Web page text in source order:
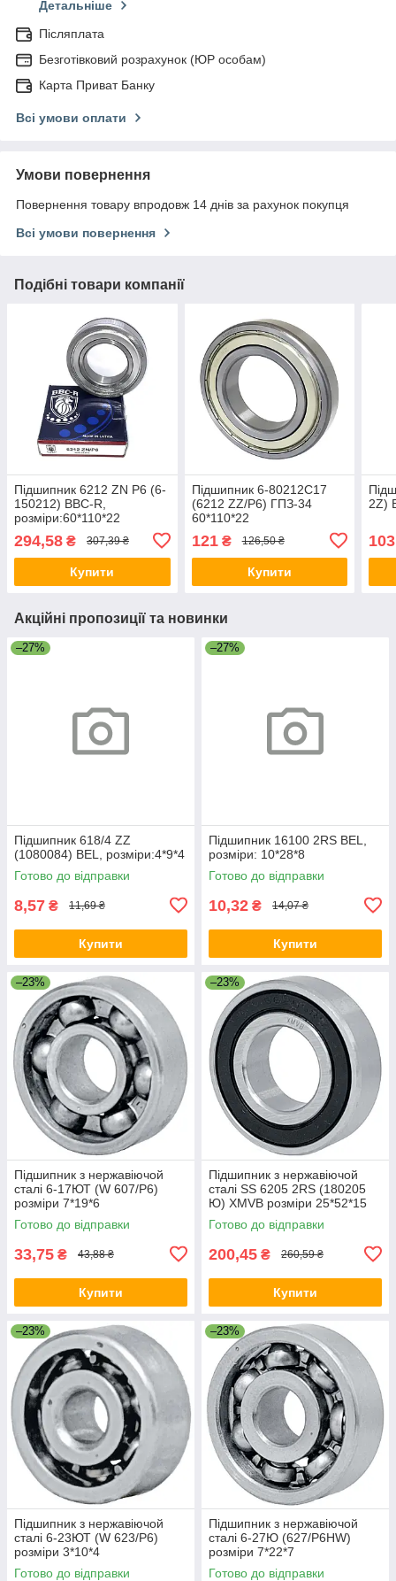
Детальніше
Післяплата
Безготівковий розрахунок (ЮР особам)
Карта Приват Банку
Всі умови оплати
Умови повернення
Повернення товару впродовж 14 днів за рахунок покупця
Всі умови повернення
Подібні товари компанії
Підшипник 6212 ZN P6 (6-
150212) BBC-R,
розміри:60*110*22
294,58 ₴ 307,39 ₴
Купити
Підшипник 6-80212С17
(6212 ZZ/P6) ГПЗ-34
60*110*22
121₴ 126,50 ₴
Купити
2Z)
Акційні пропозиції та новинки
–27%
Підшипник 618/4 ZZ
(1080084) BEL, розміри:4*9*4
Готово до відправки
8,57 ₴ 11,69 ₴
Купити
–27%
Підшипник 16100 2RS BEL,
розміри: 10*28*8
Готово до відправки
10,32 ₴ 14,07 ₴
Купити
–23%
Підшипник з нержавіючой
сталі 6-17ЮТ (W 607/P6)
розміри 7*19*6
Готово до відправки
33,75 ₴ 43,88 ₴
Купити
–23%
Підшипник з нержавіючой
сталі SS 6205 2RS (180205
Ю) XMVB розміри 25*52*15
Готово до відправки
200,45 ₴ 260,59 ₴
Купити
–23%
Підшипник з нержавіючой
сталі 6-23ЮТ (W 623/P6)
розміри 3*10*4
Готово до відправки
–23%
Підшипник з нержавіючой
сталі 6-27Ю (627/P6HW)
розміри 7*22*7
Готово до відправки